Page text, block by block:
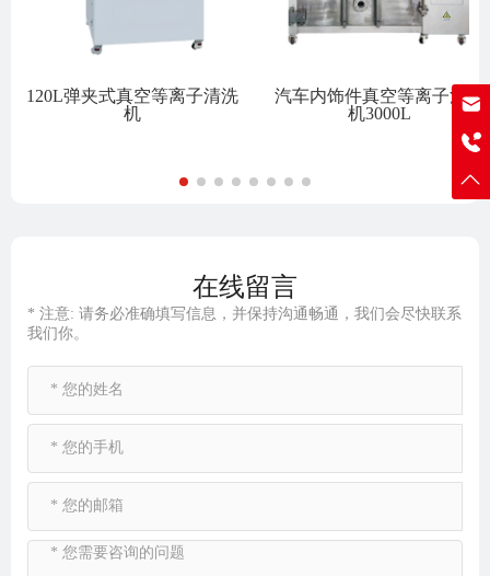
120L弹夹式真空等离子清洗
机
汽车内饰件真空等离子清洗
机3000L
在线留言
* 注意: 请务必准确填写信息，并保持沟通畅通，我们会尽快联系
我们你。
sale@j-lai.net